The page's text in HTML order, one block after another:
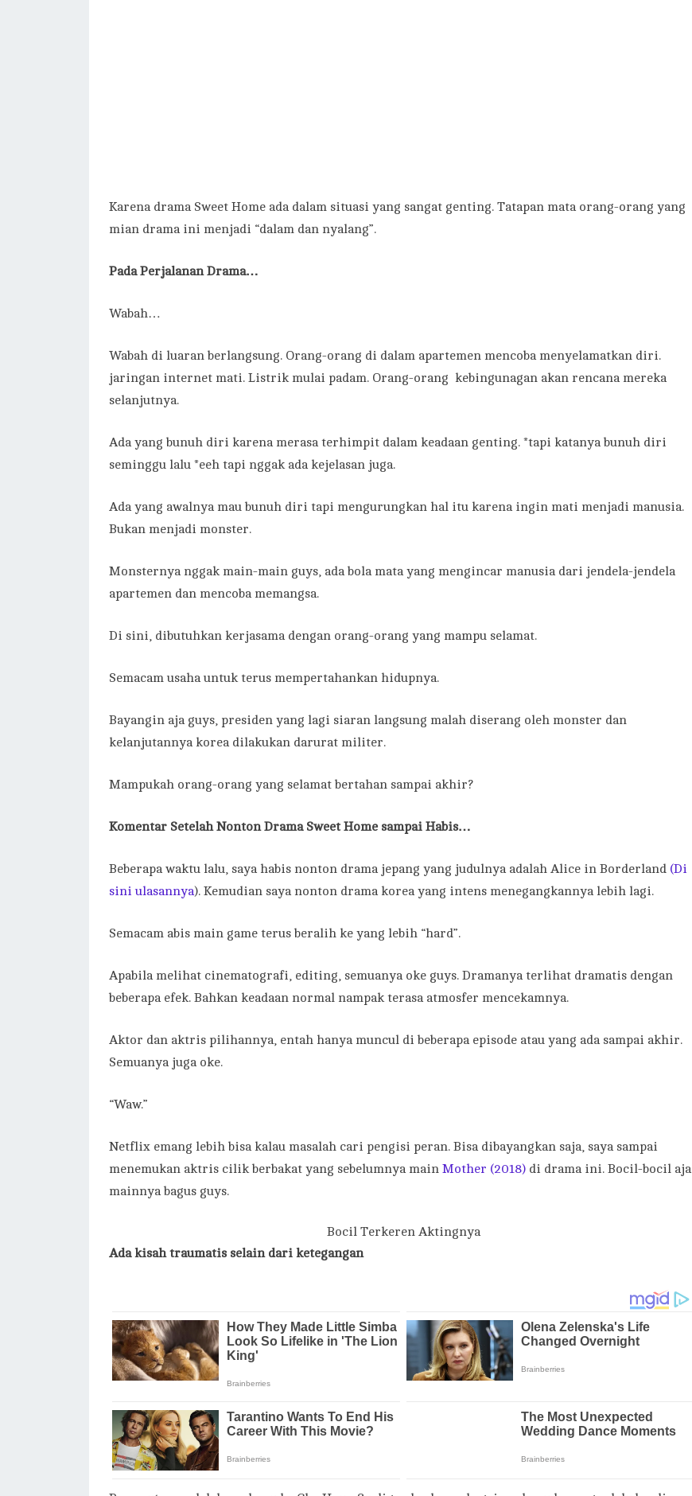
Karena drama Sweet Home ada dalam situasi yang sangat genting. Tatapan mata orang-orang yang
mian drama ini menjadi “dalam dan nyalang”.
Pada Perjalanan Drama…
Wabah…
Wabah di luaran berlangsung. Orang-orang di dalam apartemen mencoba menyelamatkan diri.
jaringan internet mati. Listrik mulai padam. Orang-orang kebingunagan akan rencana mereka
selanjutnya.
Ada yang bunuh diri karena merasa terhimpit dalam keadaan genting. *tapi katanya bunuh diri
seminggu lalu *eeh tapi nggak ada kejelasan juga.
Ada yang awalnya mau bunuh diri tapi mengurungkan hal itu karena ingin mati menjadi manusia.
Bukan menjadi monster.
Monsternya nggak main-main guys, ada bola mata yang mengincar manusia dari jendela-jendela
apartemen dan mencoba memangsa.
Di sini, dibutuhkan kerjasama dengan orang-orang yang mampu selamat.
Semacam usaha untuk terus mempertahankan hidupnya.
Bayangin aja guys, presiden yang lagi siaran langsung malah diserang oleh monster dan
kelanjutannya korea dilakukan darurat militer.
Mampukah orang-orang yang selamat bertahan sampai akhir?
Komentar Setelah Nonton Drama Sweet Home sampai Habis…
Beberapa waktu lalu, saya habis nonton drama jepang yang judulnya adalah Alice in Borderland (Di
sini ulasannya). Kemudian saya nonton drama korea yang intens menegangkannya lebih lagi.
Semacam abis main game terus beralih ke yang lebih “hard”.
Apabila melihat cinematografi, editing, semuanya oke guys. Dramanya terlihat dramatis dengan
beberapa efek. Bahkan keadaan normal nampak terasa atmosfer mencekamnya.
Aktor dan aktris pilihannya, entah hanya muncul di beberapa episode atau yang ada sampai akhir.
Semuanya juga oke.
“Waw.”
Netflix emang lebih bisa kalau masalah cari pengisi peran. Bisa dibayangkan saja, saya sampai
menemukan aktris cilik berbakat yang sebelumnya main Mother (2018) di drama ini. Bocil-bocil aja
mainnya bagus guys.
Bocil Terkeren Aktingnya
Ada kisah traumatis selain dari ketegangan